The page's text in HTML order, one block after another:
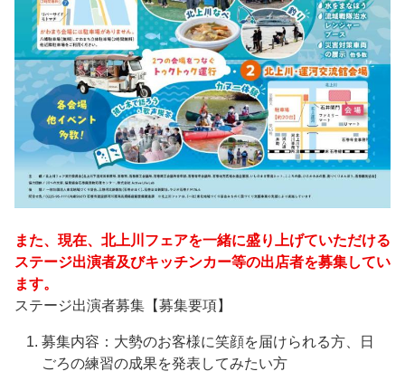
また、現在、北上川フェアを一緒に盛り上げていただける
ステージ出演者及びキッチンカー等の出店者を募集してい
ます。
ステージ出演者募集【募集要項】
募集内容：大勢のお客様に笑顔を届けられる方、日
ごろの練習の成果を発表してみたい方